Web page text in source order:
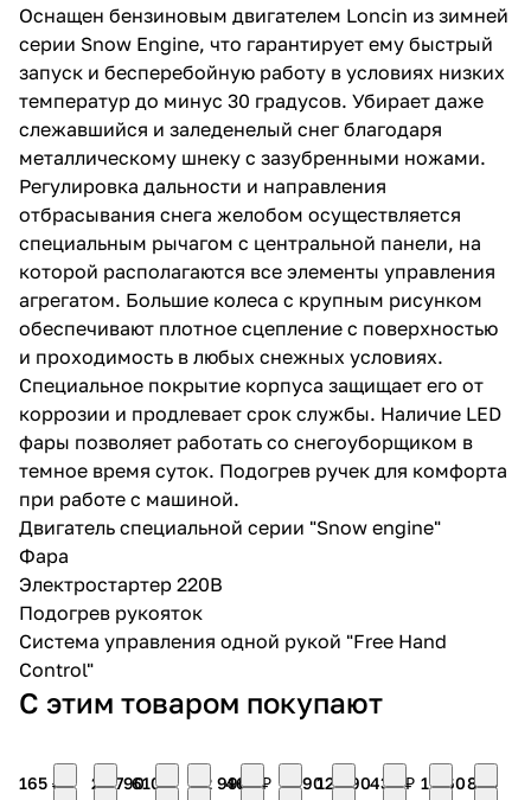
Оснащен бензиновым двигателем Loncin из зимней
серии Snow Engine, что гарантирует ему быстрый
запуск и бесперебойную работу в условиях низких
температур до минус 30 градусов. Убирает даже
слежавшийся и заледенелый снег благодаря
металлическому шнеку с зазубренными ножами.
Регулировка дальности и направления
отбрасывания снега желобом осуществляется
специальным рычагом с центральной панели, на
которой располагаются все элементы управления
агрегатом. Большие колеса с крупным рисунком
обеспечивают плотное сцепление с поверхностью
и проходимость в любых снежных условиях.
Специальное покрытие корпуса защищает его от
коррозии и продлевает срок службы. Наличие LED
фары позволяет работать со снегоуборщиком в
темное время суток. Подогрев ручек для комфорта
при работе с машиной.
Двигатель специальной серии "Snow engine"
Фара
Электростартер 220В
Подогрев рукояток
Система управления одной рукой "Free Hand
Control"
С этим товаром покупают
165 ₽
22 790610 ₽
22 990460 ₽ 7 49012 490430 ₽ 1 060869
раз в 2 недели